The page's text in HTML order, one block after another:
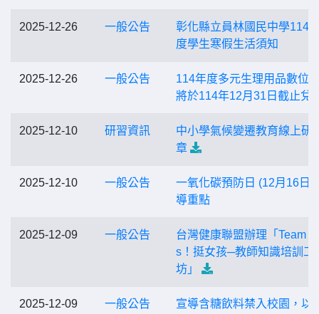
2025-12-26 一般公告
彰化縣立員林國民中學114
度學生寒假生活須知
2025-12-26 一般公告
114年度多元生理用品數位
將於114年12月31日截止兌
2025-12-10 研習資訊
中小學氣候變遷教育線上研
章
2025-12-10 一般公告
一氧化碳預防日 (12月16日)
導重點
2025-12-09 一般公告
台灣健康聯盟辦理「Team
s！挺女孩─教師知識培訓工
坊」
2025-12-09 一般公告
宣導含糖飲料禁入校園，以